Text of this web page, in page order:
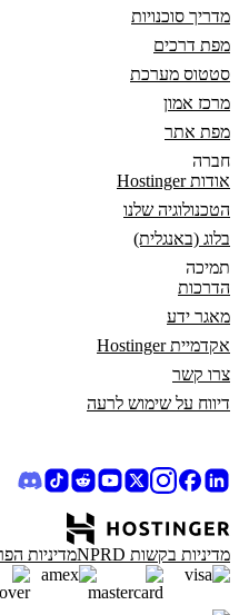
מדריך סוכנויות
מפת דרכים
סטטוס מערכת
מרכז אמון
מפת אתר
חברה
אודות Hostinger
הטכנולוגיה שלנו
בלוג (באנגלית)
תמיכה
הדרכות
מאגר ידע
אקדמיית Hostinger
צרו קשר
דיווח על שימוש לרעה
מדיניות בקשות NPRD מדיניות